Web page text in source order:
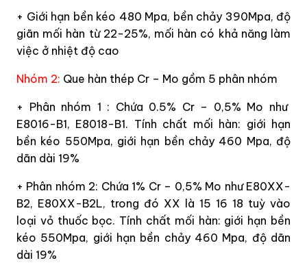
+ Giới hạn bền kéo 480 Mpa, bền chảy 390Mpa, độ
giãn mối hàn từ 22-25%, mối hàn có khả năng làm
việc ở nhiệt độ cao
Nhóm 2: Que hàn thép Cr – Mo gồm 5 phân nhóm
+ Phân nhóm 1 : Chứa 0.5% Cr – 0,5% Mo như
E8016-B1, E8018-B1. Tính chất mối hàn: giới hạn
bền kéo 550Mpa, giới hạn bền chảy 460 Mpa, độ
dãn dài 19%
+ Phân nhóm 2: Chứa 1% Cr – 0,5% Mo như E80XX-
B2, E80XX-B2L, trong đó XX là 15 16 18 tuỳ vào
loại vỏ thuốc bọc. Tính chất mối hàn: giới hạn bền
kéo 550Mpa, giới hạn bền chảy 460 Mpa, độ dãn
dài 19%